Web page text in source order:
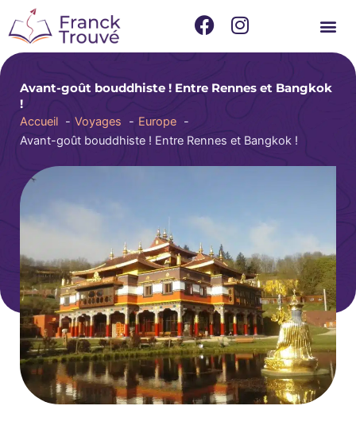
au
contenu
F
e
o
k
I
t
r
a
Avant-goût bouddhiste ! Entre Rennes et Bangkok
!
Accueil
Voyages
Europe
Avant-goût bouddhiste ! Entre Rennes et Bangkok !